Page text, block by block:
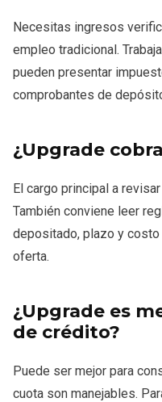
Necesitas ingresos
empleo tradicional.
pueden presentar
comprobantes de
¿Upgrade
El cargo principal a
También conviene leer
depositado, plazo y
oferta.
¿Upgrade es
de crédito?
Puede ser mejor para
cuota son manejables.